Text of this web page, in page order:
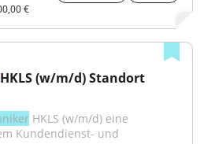
€
HKLS (w/m/d) Standort
HKLS (w/m/d) eine
Kundendienst- und